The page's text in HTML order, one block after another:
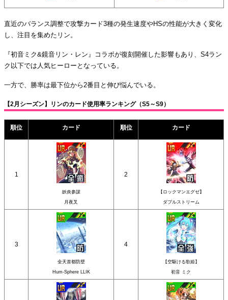
直近のバランス調整で攻撃カード3種の発生速度やHSの性能が大きく変化
し、注目を集めたリン。
『初音ミク&鏡音リン・レン』コラボが復刻開催した影響もあり、S4ラン
ク以下では人気ヒーローとなっている。
一方で、勝率は最下位から2番目と伸び悩んでいる。
【2月シーズン】リンのカード使用率ランキング（S5～S9）
順位 カード 順位 カード
1
妖炎参謀
月夜叉
2
【ロックマンエグゼ】
ダブルストリーム
3
全天首都防壁
Hum-Sphere LLIK
4
【空駆ける歌姫】
初音 ミク